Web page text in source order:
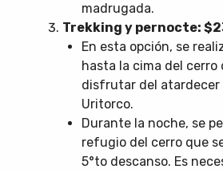
madrugada.
Trekking y pernocte:
En esta opción, se
hasta la cima del
disfrutar del atardecer
Uritorco.
Durante la noche, se
refugio del cerro que
5°to descanso. Es